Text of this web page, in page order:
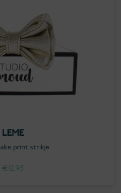
LEME
print strikje
€12.95